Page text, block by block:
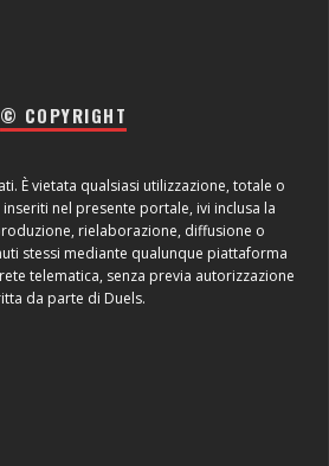
© COPYRIGHT
È vietata qualsiasi utilizzazione, totale o
nel presente portale, ivi inclusa la
rielaborazione, diffusione o
stessi mediante qualunque piattaforma
telematica, senza previa autorizzazione
da parte di Duels.